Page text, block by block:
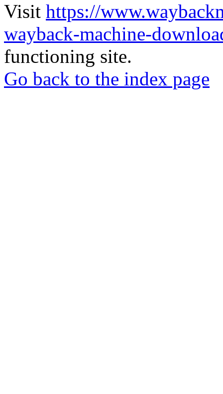
Visit https://
wayback-machine-
functioning site.
Go back to the index page